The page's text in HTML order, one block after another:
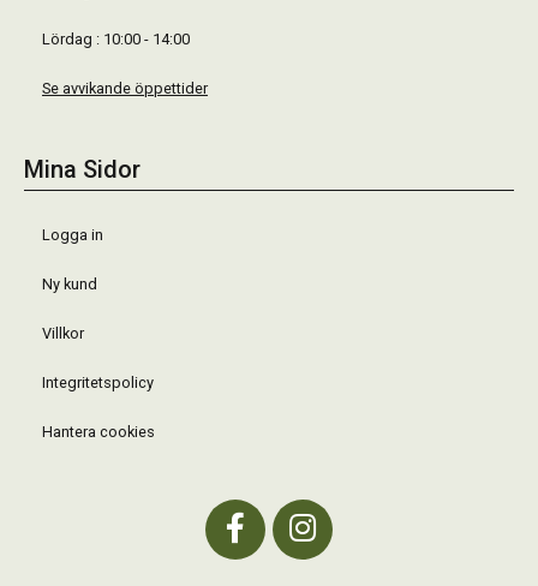
Lördag : 10:00 - 14:00
Se avvikande öppettider
Mina Sidor
Logga in
Ny kund
Villkor
Integritetspolicy
Hantera cookies